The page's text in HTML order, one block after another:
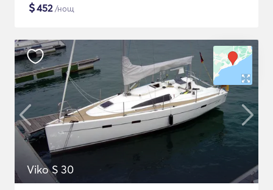
$452/нощ
Viko S 30